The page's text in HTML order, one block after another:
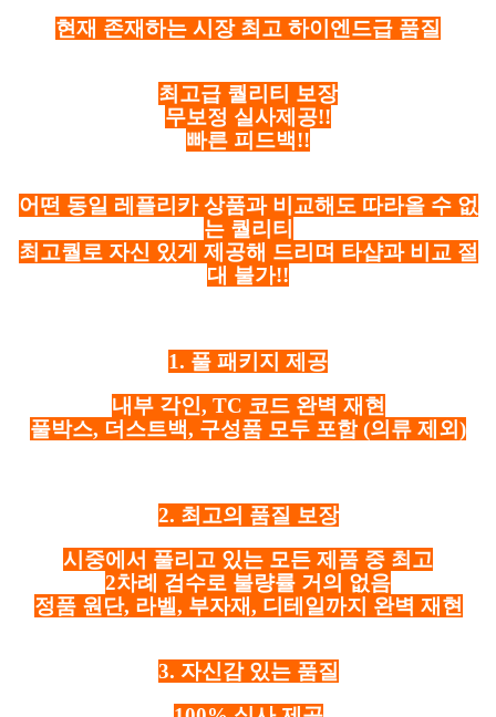
현재 존재하는 시장 최고 하이엔드급 품질
최고급 퀄리티 보장
무보정 실사제공!!
빠른 피드백!!
어떤 동일 레플리카 상품과 비교해도 따라올 수 없
는 퀄리티
최고퀄로 자신 있게 제공해 드리며 타샵과 비교 절
대 불가!!
1. 풀 패키지 제공
내부 각인, TC 코드 완벽 재현
풀박스, 더스트백, 구성품 모두 포함 (의류 제외)
2. 최고의 품질 보장
시중에서 풀리고 있는 모든 제품 중 최고
2차례 검수로 불량률 거의 없음
정품 원단, 라벨, 부자재, 디테일까지 완벽 재현
3. 자신감 있는 품질